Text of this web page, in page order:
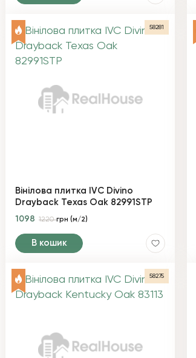
58281
Вінілова плитка IVC Divino
Drayback Texas Oak 82991STP
1098 1220грн (м/2)
В кошик
58275